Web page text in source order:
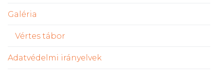
Galéria
Vértes tábor
Adatvédelmi irányelvek